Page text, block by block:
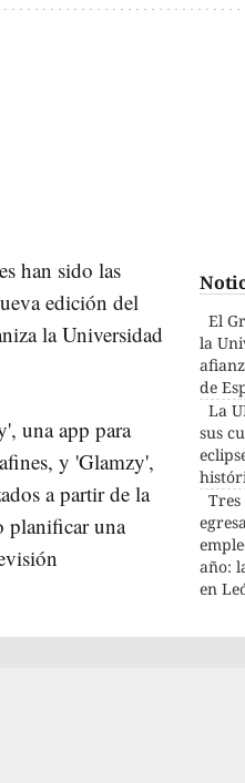
El
la
de
La
sus
año:
en
han sido las
edición del
la Universidad
una app para
y 'Glamzy',
a partir de la
planificar una